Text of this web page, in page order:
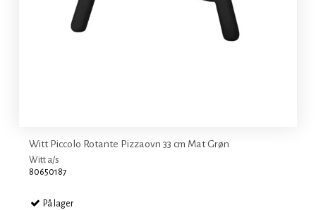
Witt Piccolo Rotante Pizzaovn 33 cm Mat Grøn
Witt a/s
80650187
På lager